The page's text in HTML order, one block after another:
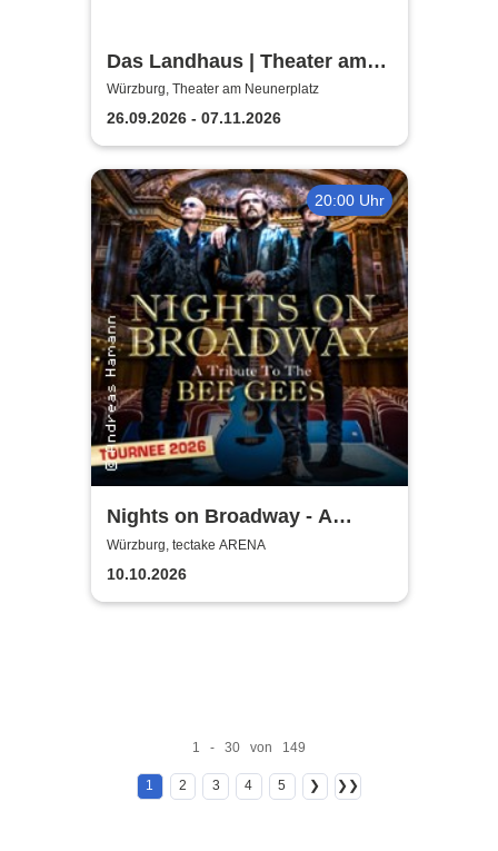
Das Landhaus | Theater am
Neunerplatz
Würzburg, Theater am Neunerplatz
26.09.2026 - 07.11.2026
20:00 Uhr
Nights on Broadway - A
Tribute to the Bee Gees
performed by Night Fever
Würzburg, tectake ARENA
10.10.2026
1 - 30 von 149
1 2 3 4 5 ❯ ❯❯